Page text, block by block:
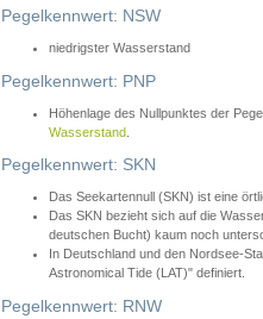
Pegelkennwert: NSW
niedrigster Wasserstand
Pegelkennwert: PNP
Höhenlage des Nullpunktes der
Wasserstand
Pegelkennwert: SKN
Das Seekartennull (SKN) ist eine
Das SKN bezieht sich auf die
deutschen Bucht) kaum noch
In Deutschland und den Nordsee-
Astronomical Tide (LAT)" definiert.
Pegelkennwert: RNW